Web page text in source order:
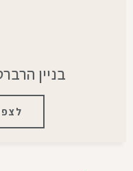
בניין